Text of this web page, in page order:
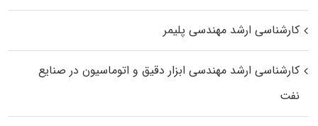
کارشناسی ارشد مهندسی پلیمر
کارشناسی ارشد مهندسی ابزار دقیق و اتوماسیون در صنایع
نفت